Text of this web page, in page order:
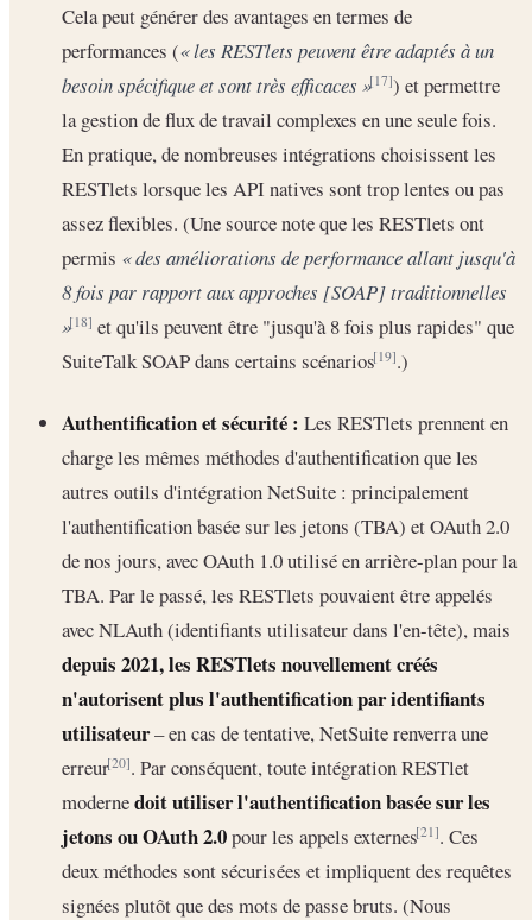
Cela peut générer des avantages en termes de
performances (« les RESTlets peuvent être adaptés à un
besoin spécifique et sont très efficaces »[17]) et permettre
la gestion de flux de travail complexes en une seule fois.
En pratique, de nombreuses intégrations choisissent les
RESTlets lorsque les API natives sont trop lentes ou pas
assez flexibles. (Une source note que les RESTlets ont
permis « des améliorations de performance allant jusqu'à
8 fois par rapport aux approches [SOAP] traditionnelles
»[18] et qu'ils peuvent être "jusqu'à 8 fois plus rapides" que
SuiteTalk SOAP dans certains scénarios[19].)
Authentification et sécurité : Les RESTlets prennent en
charge les mêmes méthodes d'authentification que les
autres outils d'intégration NetSuite : principalement
l'authentification basée sur les jetons (TBA) et OAuth 2.0
de nos jours, avec OAuth 1.0 utilisé en arrière-plan pour la
TBA. Par le passé, les RESTlets pouvaient être appelés
avec NLAuth (identifiants utilisateur dans l'en-tête), mais
depuis 2021, les RESTlets nouvellement créés
n'autorisent plus l'authentification par identifiants
utilisateur– en cas de tentative, NetSuite renverra une
erreur[20]. Par conséquent, toute intégration RESTlet
modernedoit utiliser l'authentification basée sur les
jetons ou OAuth 2.0pour les appels externes[21]. Ces
deux méthodes sont sécurisées et impliquent des requêtes
signées plutôt que des mots de passe bruts. (Nous